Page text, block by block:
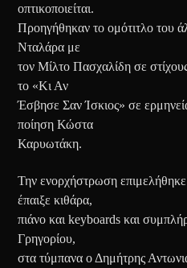
οπτικοποιείται.
Προηγήθηκαν το ομότιτλο του
Νταλάρα με
τον Μίλτο Πασχαλίδη σε
το «Κι Αν
Έσβησε Σαν Ίσκιος» σε
ποίηση Κώστα
Καρυωτάκη.
Την ενορχήστρωση
έπαιξε κιθάρα,
πιάνο και keyboards και
Γρηγορίου,
στα τύμπανα ο Δημήτρης